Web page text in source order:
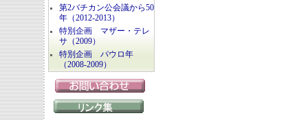
第2バチカン公会議から50
年（2012-2013）
特別企画 マザー・テレ
サ（2009）
特別企画 パウロ年
（2008-2009）